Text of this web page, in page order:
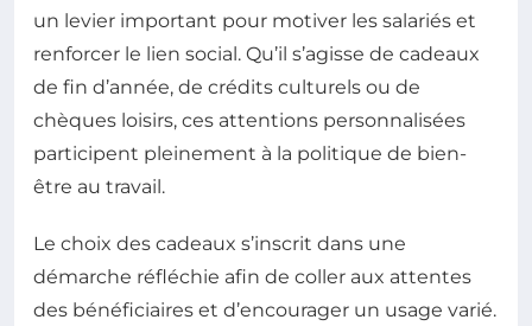
un levier important pour motiver les salariés et
renforcer le lien social. Qu’il s’agisse de cadeaux
de fin d’année, de crédits culturels ou de
chèques loisirs, ces attentions personnalisées
participent pleinement à la politique de bien-
être au travail.
Le choix des cadeaux s’inscrit dans une
démarche réfléchie afin de coller aux attentes
des bénéficiaires et d’encourager un usage varié.